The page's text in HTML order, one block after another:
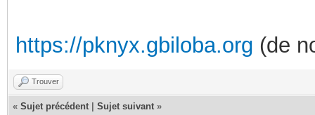
https://pknyx.gbiloba.org (de
Trouver
« Sujet précédent Sujet suivant »